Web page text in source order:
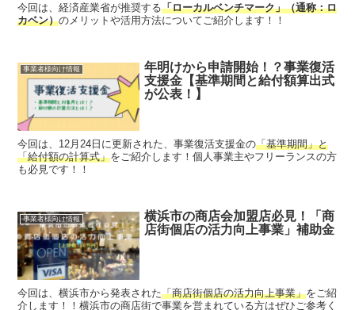
今回は、経済産業省が推奨する「ローカルベンチマーク」（通称：ロ
カベン）のメリットや活用方法についてご紹介します！！
事業者様向け情報
年明けから申請開始！？事業復活
支援金【基準期間と給付額算出式
が公表！】
今回は、12月24日に更新された、事業復活支援金の「基準期間」と
「給付額の計算式」をご紹介します！個人事業主やフリーランスの方
も必見です！！
事業者様向け情報
横浜市の商店会加盟店必見！「商
店街個店の活力向上事業」補助金
今回は、横浜市から発表された「商店街個店の活力向上事業」をご紹
介します！！横浜市の商店街で事業を営まれている方はぜひご参考く